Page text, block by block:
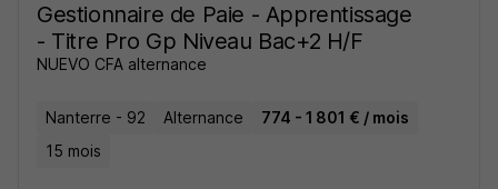
Gestionnaire de Paie - Apprentissage
- Titre Pro Gp Niveau Bac+2 H/F
NUEVO CFA alternance
Nanterre - 92 Alternance
774 - 1 801 € / mois
15 mois